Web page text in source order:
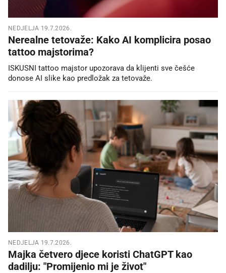
NEDJELJA 19.7.2026.
Nerealne tetovaže: Kako AI komplicira posao
tattoo majstorima?
ISKUSNI tattoo majstor upozorava da klijenti sve češće
donose AI slike kao predložak za tetovaže.
NEDJELJA 19.7.2026.
Majka četvero djece koristi ChatGPT kao
dadilju: "Promijenio mi je život"